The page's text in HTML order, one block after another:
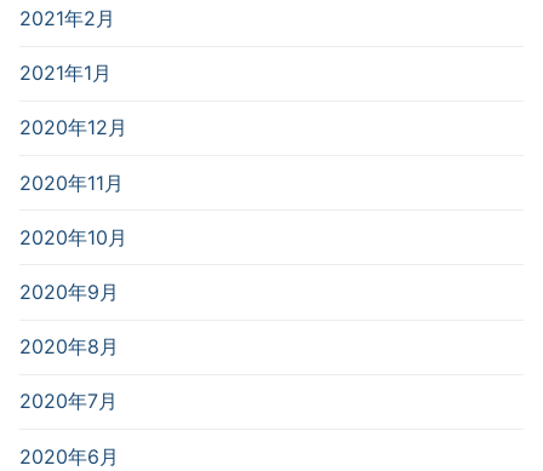
2021年2月
2021年1月
2020年12月
2020年11月
2020年10月
2020年9月
2020年8月
2020年7月
2020年6月